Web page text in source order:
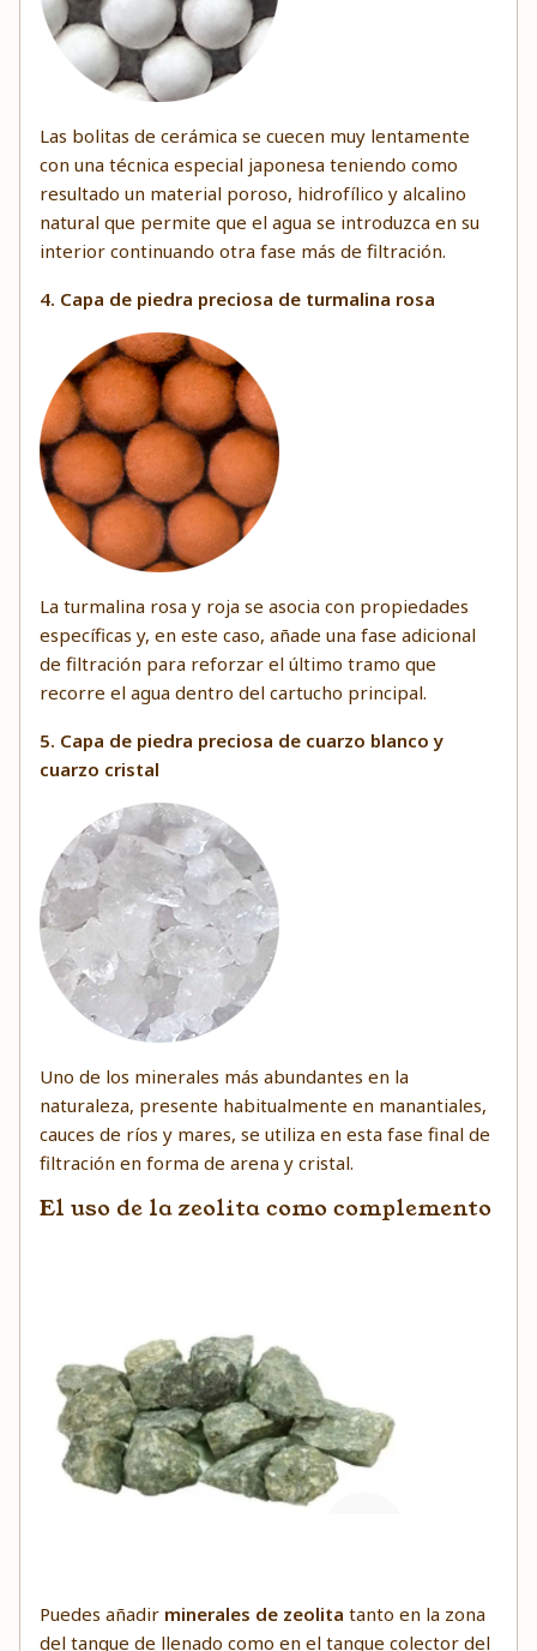
Las bolitas de cerámica se cuecen muy lentamente
con una técnica especial japonesa teniendo como
resultado un material poroso, hidrofílico y alcalino
natural que permite que el agua se introduzca en su
interior continuando otra fase más de filtración.
4. Capa de piedra preciosa de turmalina rosa
La turmalina rosa y roja se asocia con propiedades
específicas y, en este caso, añade una fase adicional
de filtración para reforzar el último tramo que
recorre el agua dentro del cartucho principal.
5. Capa de piedra preciosa de cuarzo blanco y
cuarzo cristal
Uno de los minerales más abundantes en la
naturaleza, presente habitualmente en manantiales,
cauces de ríos y mares, se utiliza en esta fase final de
filtración en forma de arena y cristal.
El uso de la zeolita como complemento
Puedes añadir minerales de zeolita tanto en la zona
del tanque de llenado como en el tanque colector del